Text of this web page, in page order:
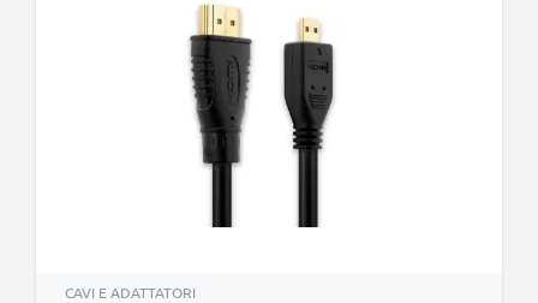
CAVI E ADATTATORI